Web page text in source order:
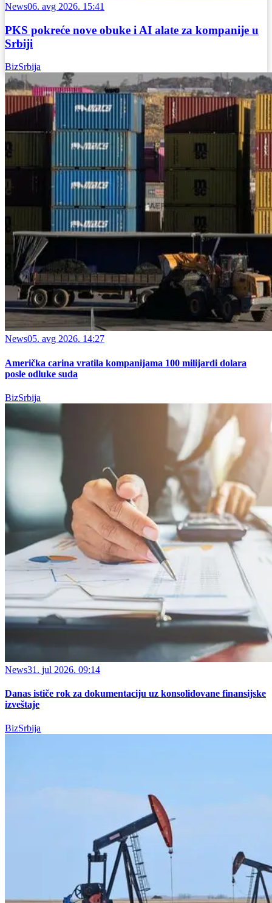
News06. avg 2026. 15:41
PKS pokreće nove obuke i AI alate za kompanije u
Srbiji
BizSrbija
News05. avg 2026. 14:27
Američka carina vratila kompanijama 100 milijardi dolara
posle odluke suda
BizSrbija
News31. jul 2026. 09:14
Danas ističe rok za dokumentaciju uz konsolidovane finansijske
izveštaje
BizSrbija